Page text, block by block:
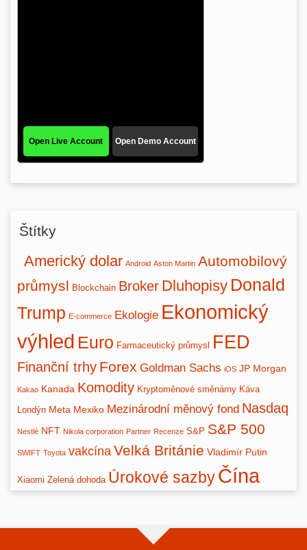
Štítky
Americký dolar Android Aston Martin Automobilový
průmysl Blockchain Broker Dluhopisy Donald
Trump E-commerce Ekologie Ekonomický
výhled Euro Farmaceutický průmysl FED
Finanční trhy Forex Goldman Sachs iOS JP Morgan
Kakao Kanada Komodity Kryptoměnové směnárny Káva
Londýn Meta Mexiko Mezinárodní měnový fond Nasdaq
Nestlé NFT Nikola corporation Partner Recenze S&P S&P 500
SWIFT Toyota vakcína Velká Británie Vladimír Putin
Xiaomi Zelená dohoda Úrokové sazby Čína